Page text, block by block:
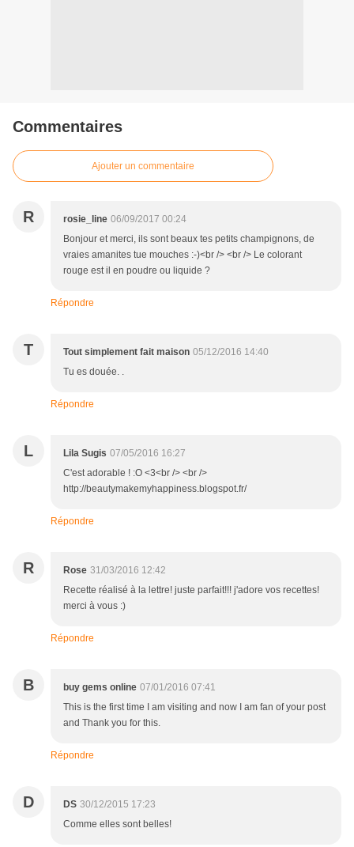
Commentaires
Ajouter un commentaire
R rosie_line 06/09/2017 00:24
Bonjour et merci, ils sont beaux tes petits champignons, de
vraies amanites tue mouches :-)<br /> <br /> Le colorant
rouge est il en poudre ou liquide ?
Répondre
T Tout simplement fait maison 05/12/2016 14:40
Tu es douée. .
Répondre
L Lila Sugis 07/05/2016 16:27
C'est adorable ! :O <3<br /> <br />
http://beautymakemyhappiness.blogspot.fr/
Répondre
R Rose 31/03/2016 12:42
Recette réalisé à la lettre! juste parfait!!! j'adore vos recettes!
merci à vous :)
Répondre
B buy gems online 07/01/2016 07:41
This is the first time I am visiting and now I am fan of your post
and Thank you for this.
Répondre
D DS 30/12/2015 17:23
Comme elles sont belles!